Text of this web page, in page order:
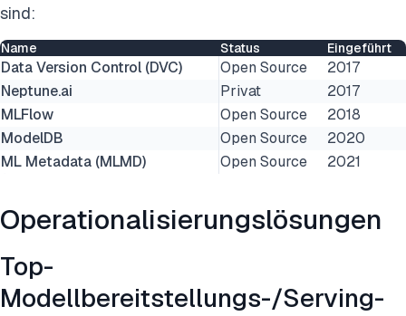
sind:
Name Status Eingeführt
Data Version Control (DVC) Open Source
2017
Neptune.ai
Privat
2017
MLFlow
Open Source
2018
ModelDB
Open Source
2020
ML Metadata (MLMD)
Open Source 2021
Operationalisierungslösungen
Top-
Modellbereitstellungs-/Serving-